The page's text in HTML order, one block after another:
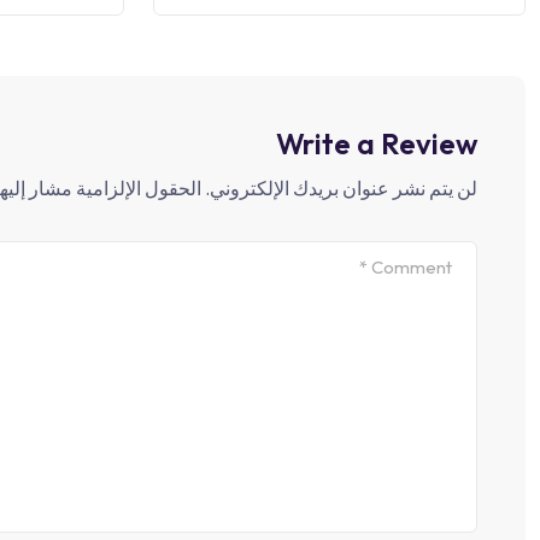
Write a Review
لن يتم نشر عنوان بريدك الإلكتروني. الحقول الإلزامية مشار